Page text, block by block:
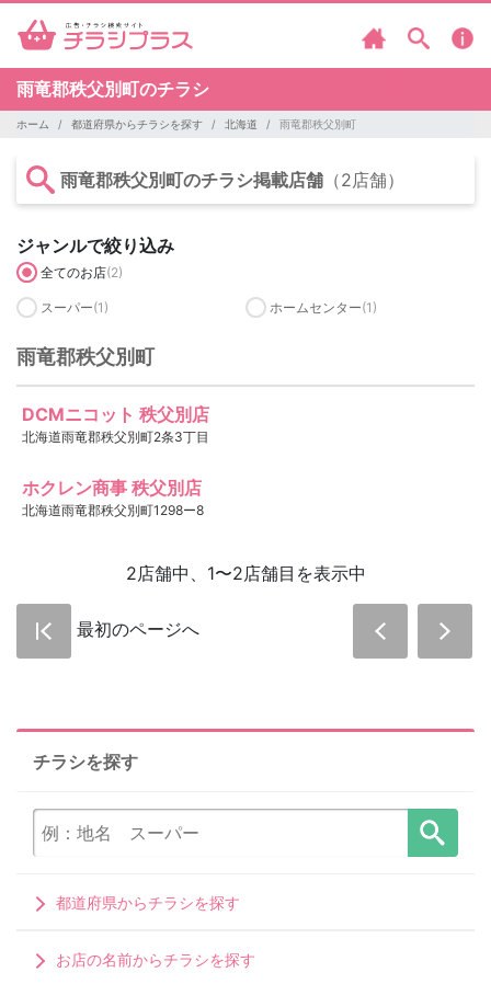
雨竜郡秩父別町のチラシ
ホーム 都道府県からチラシを探す 北海道 雨竜郡秩父別町
雨竜郡秩父別町のチラシ掲載店舗 （2店舗）
ジャンルで絞り込み
全てのお店(2)
スーパー(1) ホームセンター(1)
雨竜郡秩父別町
DCMニコット 秩父別店
北海道雨竜郡秩父別町2条3丁目
ホクレン商事 秩父別店
北海道雨竜郡秩父別町1298ー8
2店舗中、1〜2店舗目を表示中
最初のページへ
チラシを探す
都道府県からチラシを探す
お店の名前からチラシを探す